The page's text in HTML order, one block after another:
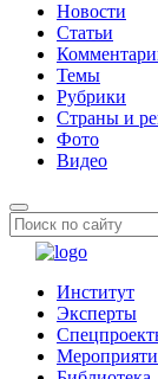
Новости
Статьи
Темы
Рубрики
Страны и
Фото
Видео
Институт
Эксперты